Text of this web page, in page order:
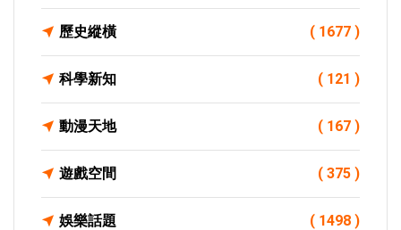
歷史縱橫 ( 1677 )
科學新知 ( 121 )
動漫天地 ( 167 )
遊戲空間 ( 375 )
娛樂話題 ( 1498 )